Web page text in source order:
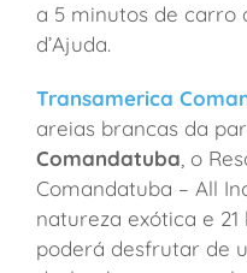
a 5 minutos de carro
d’Ajuda.
Transamerica
areias brancas da
Comandatuba , o
Comandatuba – All
natureza exótica e
poderá desfrutar de